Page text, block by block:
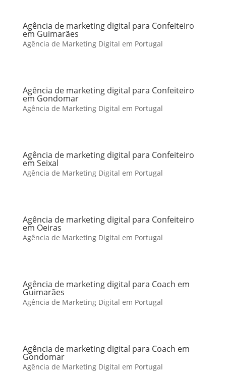
Agência de marketing digital para Confeiteiro
em Guimarães
Agência de Marketing Digital em Portugal
Agência de marketing digital para Confeiteiro
em Gondomar
Agência de Marketing Digital em Portugal
Agência de marketing digital para Confeiteiro
em Seixal
Agência de Marketing Digital em Portugal
Agência de marketing digital para Confeiteiro
em Oeiras
Agência de Marketing Digital em Portugal
Agência de marketing digital para Coach em
Guimarães
Agência de Marketing Digital em Portugal
Agência de marketing digital para Coach em
Gondomar
Agência de Marketing Digital em Portugal